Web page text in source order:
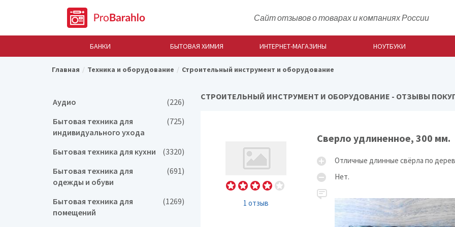
Сайт отзывов о товарах и компаниях России
БАНКИ БЫТОВАЯ ХИМИЯ ИНТЕРНЕТ-МАГАЗИНЫ НОУТБУКИ
Главная Техника и оборудование Строительный инструмент и оборудование
СТРОИТЕЛЬНЫЙ ИНСТРУМЕНТ И ОБОРУДОВАНИЕ - ОТЗЫВЫ
1 отзыв
Сверло удлиненное, 300 мм.
Отличные длинные свёрла по
Нет.
Аудио (226)
Бытовая техника для
индивидуального ухода
(725)
Бытовая техника для кухни (3320)
Бытовая техника для
одежды и обуви
(691)
Бытовая техника для
помещений
(1269)